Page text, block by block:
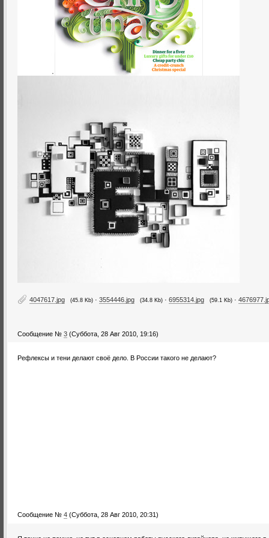
4047617.jpg (45.8 Kb) · 3554446.jpg (34.8 Kb) · 6955314.jpg (59.1 Kb) ·
Сообщение № 3 (Суббота, 28 Авг 2010, 19:16)
Рефлексы и тени делают своё дело. В России такого не делают?
Сообщение № 4 (Суббота, 28 Авг 2010, 20:31)